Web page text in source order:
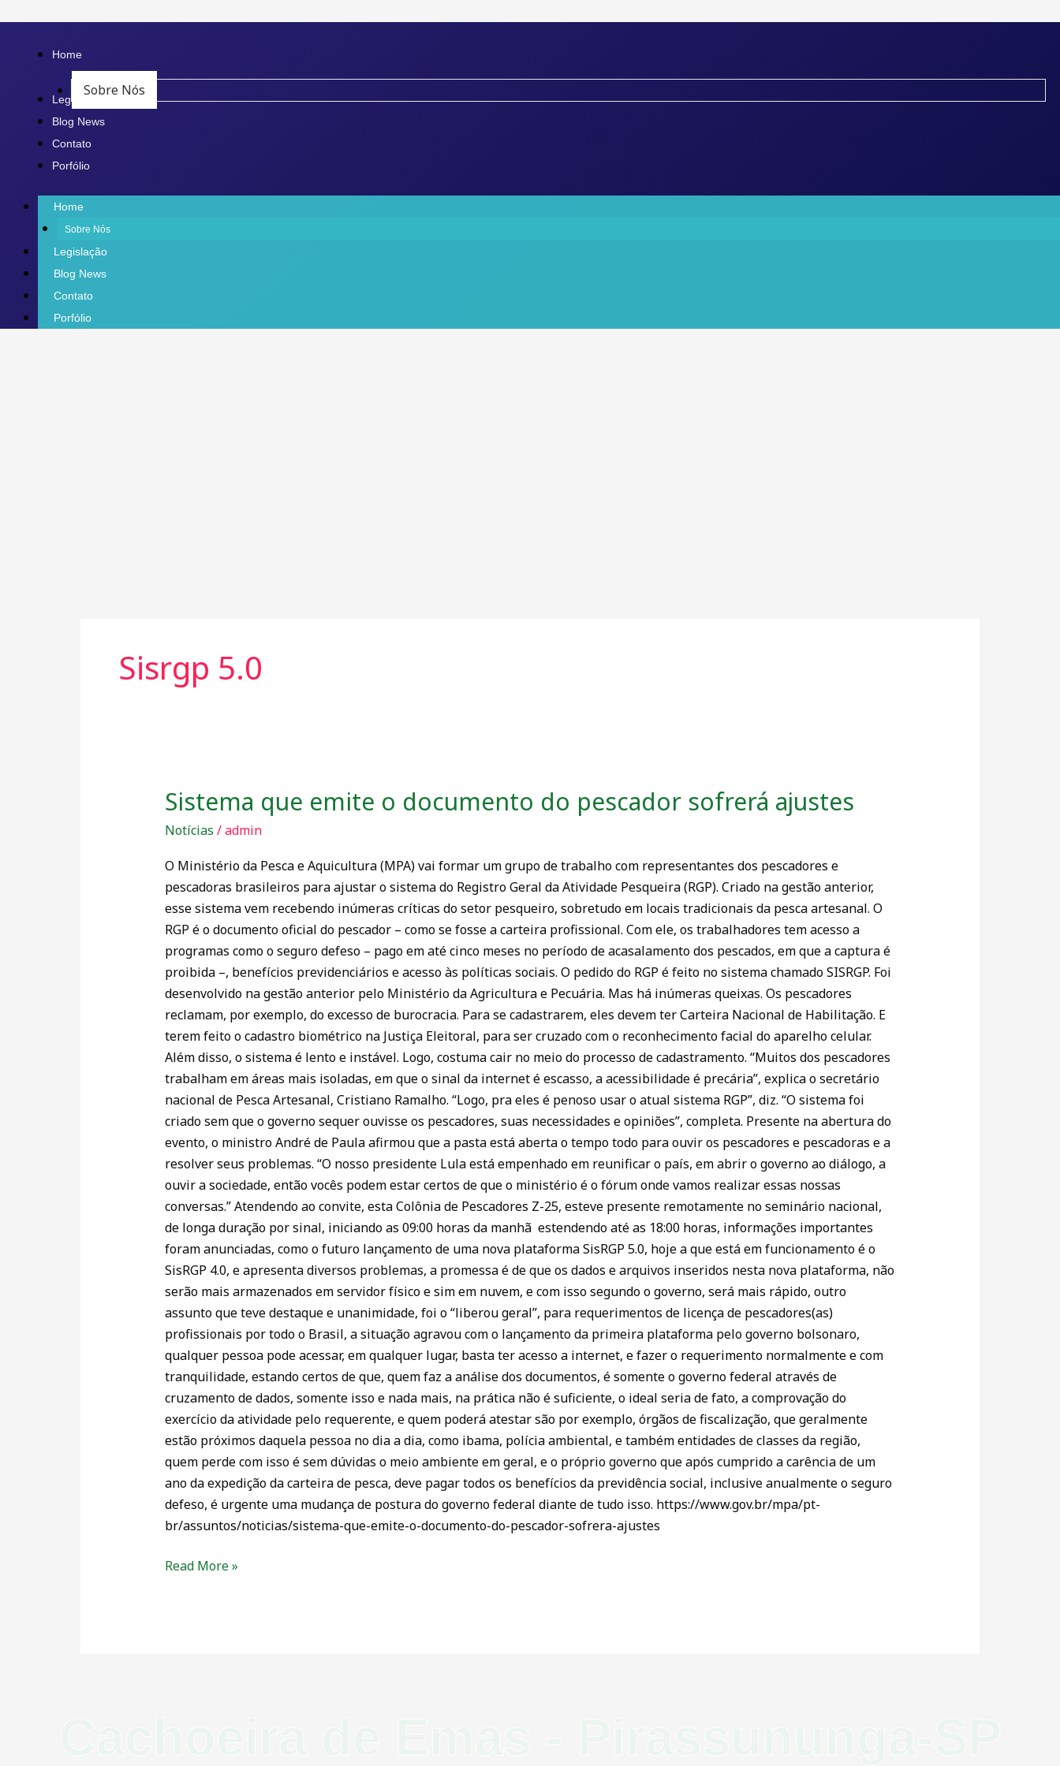
conteúdo
Home
Sobre Nós
Legislação
Blog News
Contato
Porfólio
Home
Sobre Nós
Legislação
Blog News
Contato
Porfólio
Sisrgp 5.0
Sistema que emite o documento do pescador sofrerá ajustes
Notícias /admin
O Ministério da Pesca e Aquicultura (MPA) vai formar um grupo de trabalho com representantes dos pescadores e
pescadoras brasileiros para ajustar o sistema do Registro Geral da Atividade Pesqueira (RGP). Criado na gestão anterior,
esse sistema vem recebendo inúmeras críticas do setor pesqueiro, sobretudo em locais tradicionais da pesca artesanal. O
RGP é o documento oficial do pescador – como se fosse a carteira profissional. Com ele, os trabalhadores tem acesso a
programas como o seguro defeso – pago em até cinco meses no período de acasalamento dos pescados, em que a captura é
proibida –, benefícios previdenciários e acesso às políticas sociais. O pedido do RGP é feito no sistema chamado SISRGP. Foi
desenvolvido na gestão anterior pelo Ministério da Agricultura e Pecuária. Mas há inúmeras queixas. Os pescadores
reclamam, por exemplo, do excesso de burocracia. Para se cadastrarem, eles devem ter Carteira Nacional de Habilitação. E
terem feito o cadastro biométrico na Justiça Eleitoral, para ser cruzado com o reconhecimento facial do aparelho celular.
Além disso, o sistema é lento e instável. Logo, costuma cair no meio do processo de cadastramento. “Muitos dos pescadores
trabalham em áreas mais isoladas, em que o sinal da internet é escasso, a acessibilidade é precária”, explica o secretário
nacional de Pesca Artesanal, Cristiano Ramalho. “Logo, pra eles é penoso usar o atual sistema RGP”, diz. “O sistema foi
criado sem que o governo sequer ouvisse os pescadores, suas necessidades e opiniões”, completa. Presente na abertura do
evento, o ministro André de Paula afirmou que a pasta está aberta o tempo todo para ouvir os pescadores e pescadoras e a
resolver seus problemas. “O nosso presidente Lula está empenhado em reunificar o país, em abrir o governo ao diálogo, a
ouvir a sociedade, então vocês podem estar certos de que o ministério é o fórum onde vamos realizar essas nossas
conversas.” Atendendo ao convite, esta Colônia de Pescadores Z-25, esteve presente remotamente no seminário nacional,
de longa duração por sinal, iniciando as 09:00 horas da manhã estendendo até as 18:00 horas, informações importantes
foram anunciadas, como o futuro lançamento de uma nova plataforma SisRGP 5.0, hoje a que está em funcionamento é o
SisRGP 4.0, e apresenta diversos problemas, a promessa é de que os dados e arquivos inseridos nesta nova plataforma, não
serão mais armazenados em servidor físico e sim em nuvem, e com isso segundo o governo, será mais rápido, outro
assunto que teve destaque e unanimidade, foi o “liberou geral”, para requerimentos de licença de pescadores(as)
profissionais por todo o Brasil, a situação agravou com o lançamento da primeira plataforma pelo governo bolsonaro,
qualquer pessoa pode acessar, em qualquer lugar, basta ter acesso a internet, e fazer o requerimento normalmente e com
tranquilidade, estando certos de que, quem faz a análise dos documentos, é somente o governo federal através de
cruzamento de dados, somente isso e nada mais, na prática não é suficiente, o ideal seria de fato, a comprovação do
exercício da atividade pelo requerente, e quem poderá atestar são por exemplo, órgãos de fiscalização, que geralmente
estão próximos daquela pessoa no dia a dia, como ibama, polícia ambiental, e também entidades de classes da região,
quem perde com isso é sem dúvidas o meio ambiente em geral, e o próprio governo que após cumprido a carência de um
ano da expedição da carteira de pesca, deve pagar todos os benefícios da previdência social, inclusive anualmente o seguro
defeso, é urgente uma mudança de postura do governo federal diante de tudo isso. https://www.gov.br/mpa/pt-
br/assuntos/noticias/sistema-que-emite-o-documento-do-pescador-sofrera-ajustes
Sistema
emite
o
documento
do
pescador
sofrerá
ajustes
Read More »